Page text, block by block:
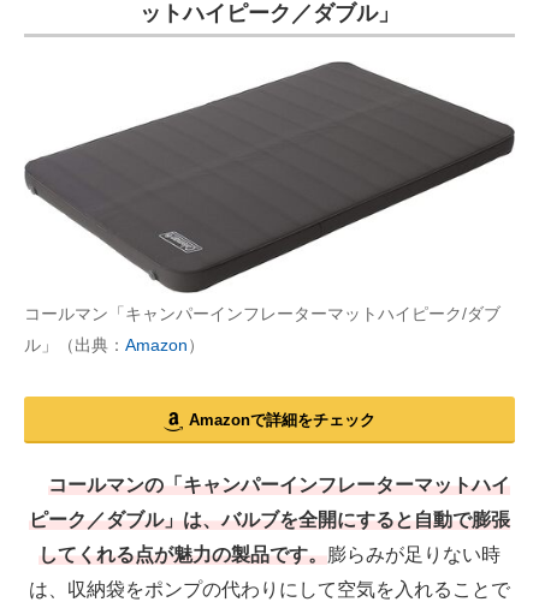
ットハイピーク／ダブル」
コールマン「キャンパーインフレーターマットハイピーク/ダブ
ル」（出典： Amazon）
Amazonで詳細をチェック
コールマンの「キャンパーインフレーターマットハイ
ピーク／ダブル」は、バルブを全開にすると自動で膨張
してくれる点が魅力の製品です。膨らみが足りない時
は、収納袋をポンプの代わりにして空気を入れることで